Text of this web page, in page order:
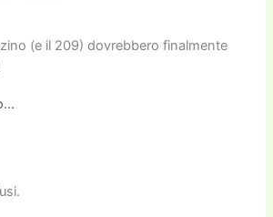
(e il 209) dovrebbero finalmente